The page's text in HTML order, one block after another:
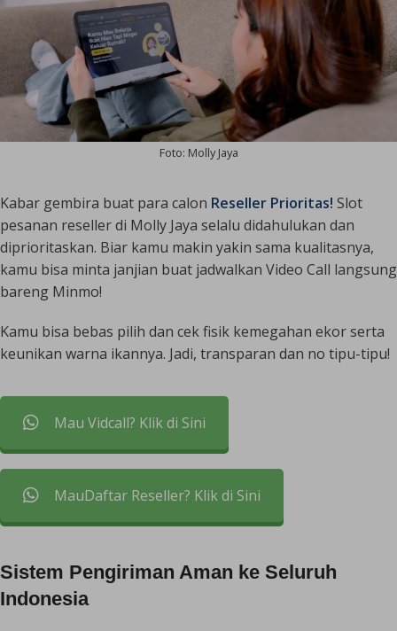
Foto: Molly Jaya
Kabar gembira buat para calon Reseller Prioritas! Slot
pesanan reseller di Molly Jaya selalu didahulukan dan
diprioritaskan. Biar kamu makin yakin sama kualitasnya,
kamu bisa minta janjian buat jadwalkan Video Call langsung
bareng Minmo!
Kamu bisa bebas pilih dan cek fisik kemegahan ekor serta
keunikan warna ikannya. Jadi, transparan dan no tipu-tipu!
Mau Vidcall? Klik di Sini
MauDaftar Reseller? Klik di Sini
Sistem Pengiriman Aman ke Seluruh
Indonesia